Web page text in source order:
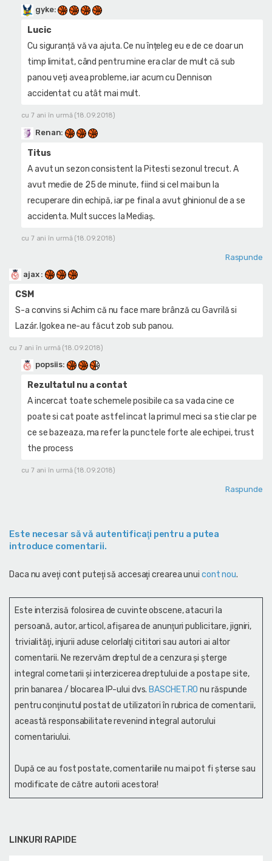
LINKURI RAPIDE
gyke:
Lucic
Cu siguranță vă va ajuta. Ce nu înțeleg eu e de ce doar un
timp limitat, când pentru mine era clar de mult că sub
panou veți avea probleme, iar acum cu Dennison
accidentat cu atât mai mult.
cu 7 ani în urmă (18.09.2018)
Renan:
Titus
A avut un sezon consistent la Pitesti sezonul trecut. A
avut medie de 25 de minute, fiind si cel mai bun la
recuperare din echipă, iar pe final a avut ghinionul de a se
accidenta. Mult succes la Mediaș.
cu 7 ani în urmă (18.09.2018)
Raspunde
ajax :
CSM
S-a convins si Achim că nu face mare brânză cu Gavrilă si
Lazár. Igokea ne-au făcut zob sub panou.
cu 7 ani în urmă (18.09.2018)
popsiis:
Rezultatul nu a contat
A incercat toate schemele posibile ca sa vada cine ce
poate si cat poate astfel incat la primul meci sa stie clar pe
ce se bazeaza, ma refer la punctele forte ale echipei, trust
the process
cu 7 ani în urmă (18.09.2018)
Raspunde
Este necesar să vă autentificaţi pentru a putea
introduce comentarii.
Daca nu aveţi cont puteţi să accesaţi crearea unui cont nou.
Este interzisă folosirea de cuvinte obscene, atacuri la
persoană, autor, articol, afişarea de anunţuri publicitare, jigniri,
trivialităţi, injurii aduse celorlalţi cititori sau autori ai altor
comentarii. Ne rezervăm dreptul de a cenzura și şterge
integral cometarii și interzicerea dreptului de a posta pe site,
prin banarea / blocarea IP-ului dvs. BASCHET.RO nu răspunde
pentru conţinutul postat de utilizatori în rubrica de comentarii,
această responsabilitate revenind integral autorului
comentariului.
După ce au fost postate, comentariile nu mai pot fi șterse sau
modificate de către autorii acestora!